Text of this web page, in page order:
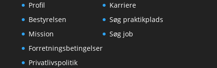
Profil
Bestyrelsen
Mission
Forretningsbetingelser
Privatlivspolitik
Karriere
Søg praktikplads
Søg job